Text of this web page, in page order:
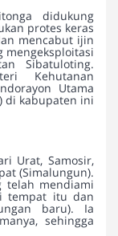
didukung
protes keras
mencabut ijin
mengeksploitasi
Sibatuloting.
Kehutanan
Utama
di kabupaten ini
Urat, Samosir,
(Simalungun).
telah mendiami
tempat itu dan
baru). Ia
sehingga